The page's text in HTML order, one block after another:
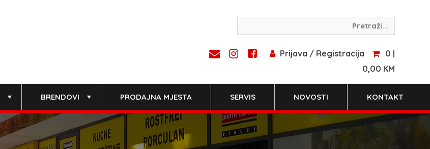
Prijava / Registracija
0 |
0,00 KM
BRENDOVI PRODAJNA MJESTA SERVIS NOVOSTI KONTAKT